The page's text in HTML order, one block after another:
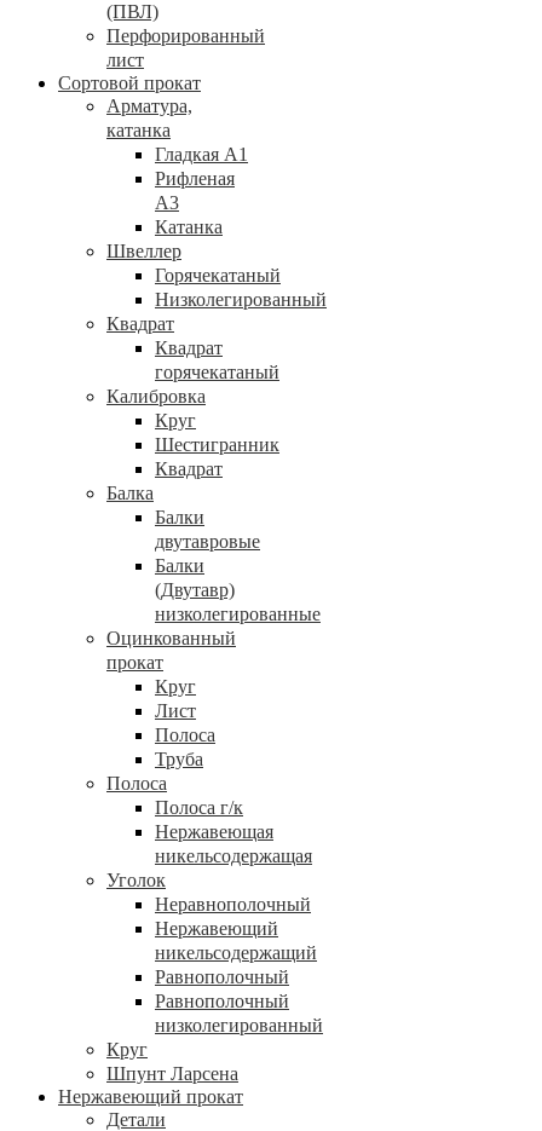
(ПВЛ)
Перфорированный
лист
Сортовой прокат
Арматура,
катанка
Гладкая А1
Рифленая
А3
Катанка
Швеллер
Горячекатаный
Низколегированный
Квадрат
Квадрат
горячекатаный
Калибровка
Круг
Шестигранник
Квадрат
Балка
Балки
двутавровые
Балки
(Двутавр)
низколегированные
Оцинкованный
прокат
Круг
Лист
Полоса
Труба
Полоса
Полоса г/к
Нержавеющая
никельсодержащая
Уголок
Неравнополочный
Нержавеющий
никельсодержащий
Равнополочный
Равнополочный
низколегированный
Круг
Шпунт Ларсена
Нержавеющий прокат
Детали